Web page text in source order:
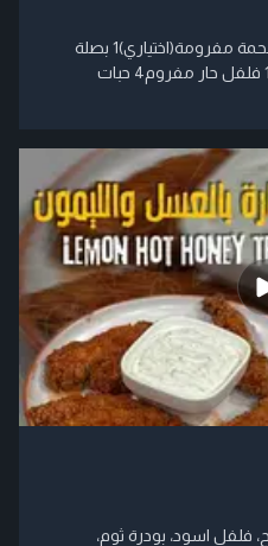
المكونات : 2 ملعقة زيت 250 غم لحمة مفرومة(اختياري)1 بصلة
مفرومة ناعم4 حبات ثوم مفروم1 فلفل حار مفروم4 حبات
ملح، فلفل اسود، بودرة ثوم،